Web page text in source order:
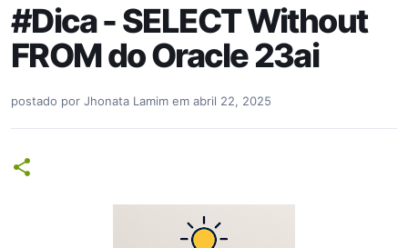
#Dica - SELECT Without
FROM do Oracle 23ai
postado por Jhonata Lamim em abril 22, 2025